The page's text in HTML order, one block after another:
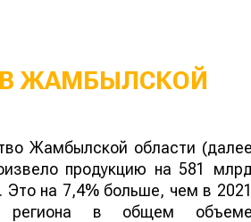
В ЖАМБЫЛСКОЙ
Жамбылской области
продукцию на 581
Это на 7,4% больше, чем в
в общем